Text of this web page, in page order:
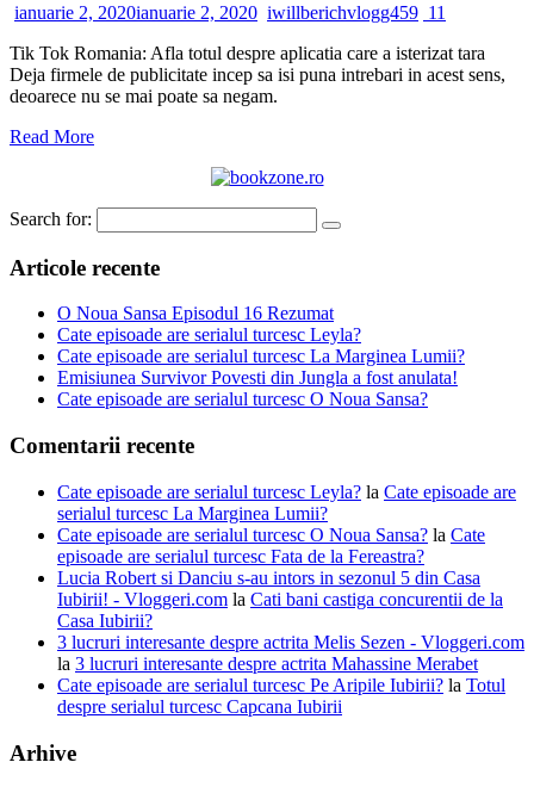
ianuarie 2, 2020ianuarie 2, 2020 iwillberichvlogg459 11
Tik Tok Romania: Afla totul despre aplicatia care a isterizat tara
Deja firmele de publicitate incep sa isi puna intrebari in acest sens,
deoarece nu se mai poate sa negam.
Read More
Search for:
Articole recente
O Noua Sansa Episodul 16 Rezumat
Cate episoade are serialul turcesc Leyla?
Cate episoade are serialul turcesc La Marginea Lumii?
Emisiunea Survivor Povesti din Jungla a fost anulata!
Cate episoade are serialul turcesc O Noua Sansa?
Comentarii recente
Cate episoade are serialul turcesc Leyla? la Cate episoade are
serialul turcesc La Marginea Lumii?
Cate episoade are serialul turcesc O Noua Sansa? la Cate
episoade are serialul turcesc Fata de la Fereastra?
Lucia Robert si Danciu s-au intors in sezonul 5 din Casa
Iubirii! - Vloggeri.com la Cati bani castiga concurentii de la
Casa Iubirii?
3 lucruri interesante despre actrita Melis Sezen - Vloggeri.com
la 3 lucruri interesante despre actrita Mahassine Merabet
Cate episoade are serialul turcesc Pe Aripile Iubirii? la Totul
despre serialul turcesc Capcana Iubirii
Arhive